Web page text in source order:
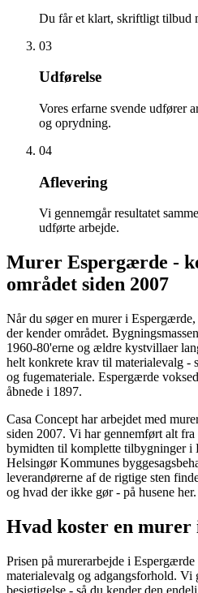
Du får et klart, skriftligt tilbud
03
Udførelse
Vores erfarne svende udfører
og oprydning.
04
Aflevering
Vi gennemgår resultatet
udførte arbejde.
Murer Espergærde -
området siden 2007
Når du søger en murer i
der kender området.
1960-80'erne og ældre kystvillaer
helt konkrete krav til materialevalg -
og fugemateriale. Espergærde
åbnede i 1897.
Casa Concept har arbejdet med
siden 2007. Vi har gennemført alt
bymidten til komplette tilbygninger i
Helsingør Kommunes
leverandørerne af de rigtige sten
og hvad der ikke gør - på husene her.
Hvad koster en murer
Prisen på murerarbejde i
materialevalg og adgangsforhold. Vi
besigtigelse - så du kender den